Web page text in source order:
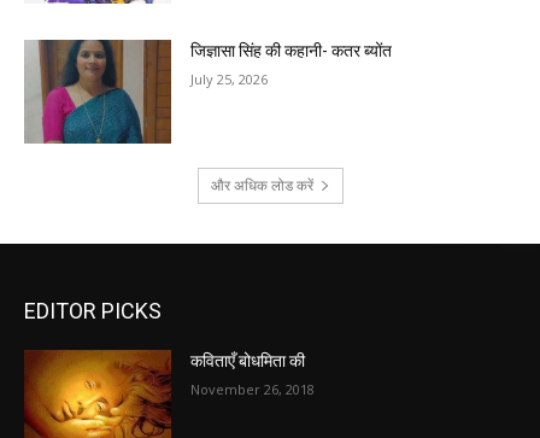
जिज्ञासा सिंह की कहानी- कतर ब्योंत
July 25, 2026
और अधिक लोड करें
EDITOR PICKS
कविताएँ बोधमिता की
November 26, 2018